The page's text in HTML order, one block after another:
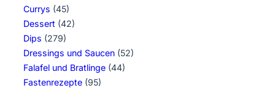
Currys (45)
Dessert (42)
Dips (279)
Dressings und Saucen (52)
Falafel und Bratlinge (44)
Fastenrezepte (95)